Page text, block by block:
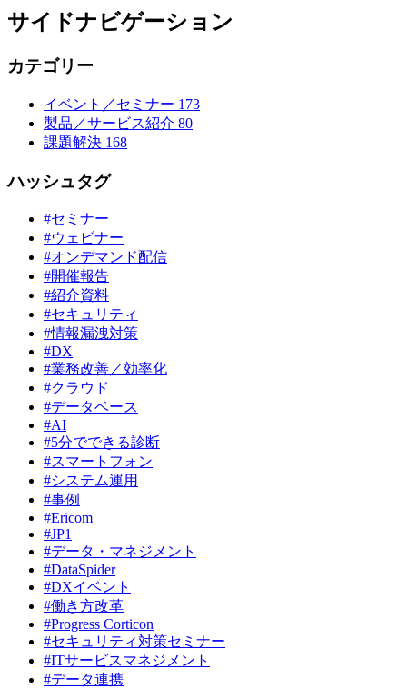
サイドナビゲーション
カテゴリー
イベント／セミナー 173
製品／サービス紹介 80
課題解決 168
ハッシュタグ
#セミナー
#ウェビナー
#オンデマンド配信
#開催報告
#紹介資料
#セキュリティ
#情報漏洩対策
#DX
#業務改善／効率化
#クラウド
#データベース
#AI
#5分でできる診断
#スマートフォン
#システム運用
#事例
#Ericom
#JP1
#データ・マネジメント
#DataSpider
#DXイベント
#働き方改革
#Progress Corticon
#セキュリティ対策セミナー
#ITサービスマネジメント
#データ連携